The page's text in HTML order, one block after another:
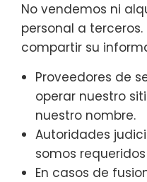
No vendemos ni
personal a
compartir su
Proveedores de
operar nuestro
nuestro nombre.
Autoridades
somos
En casos de